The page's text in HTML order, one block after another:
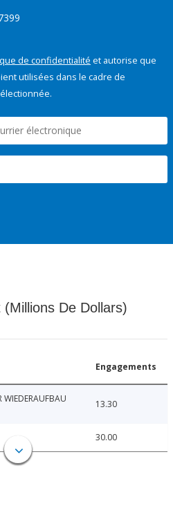
de confidentialité et autorise que
utilisées dans le cadre de
De Dollars)
Engagements
WIEDERAUFBAU
13.30
30.00